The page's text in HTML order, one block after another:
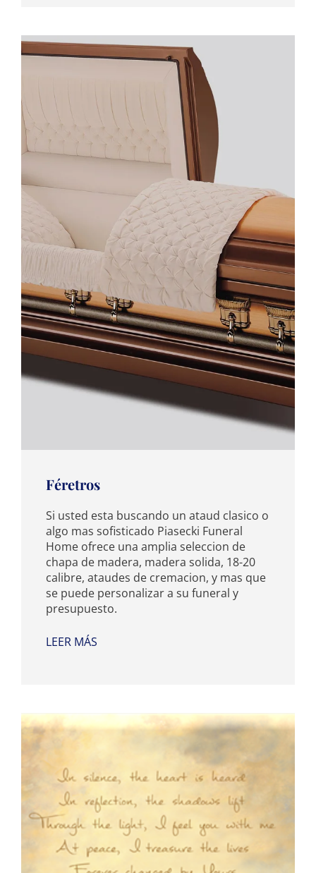
Féretros
Si usted esta buscando un ataud clasico o
algo mas sofisticado Piasecki Funeral
Home ofrece una amplia seleccion de
chapa de madera, madera solida, 18-20
calibre, ataudes de cremacion, y mas que
se puede personalizar a su funeral y
presupuesto.
LEER MÁS